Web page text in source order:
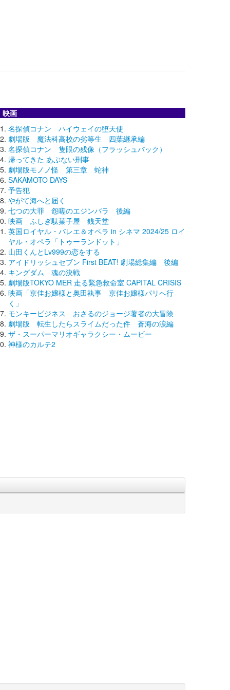
映画
名探偵コナン ハイウェイの堕天使
劇場版 魔法科高校の劣等生 四葉継承編
名探偵コナン 隻眼の残像（フラッシュバック）
帰ってきた あぶない刑事
劇場版モノノ怪 第三章 蛇神
SAKAMOTO DAYS
予告犯
やがて海へと届く
七つの大罪 怨嗟のエジンバラ 後編
映画 ふしぎ駄菓子屋 銭天堂
英国ロイヤル・バレエ＆オペラ in シネマ 2024/25 ロイ
ヤル・オペラ「トゥーランドット」
山田くんとLv999の恋をする
アイドリッシュセブン First BEAT! 劇場総集編 後編
キングダム 魂の決戦
劇場版TOKYO MER 走る緊急救命室 CAPITAL CRISIS
映画「京佳お嬢様と奥田執事 京佳お嬢様パリへ行
く」
モンキービジネス おさるのジョージ著者の大冒険
劇場版 転生したらスライムだった件 蒼海の涙編
ザ・スーパーマリオギャラクシー・ムービー
神様のカルテ2